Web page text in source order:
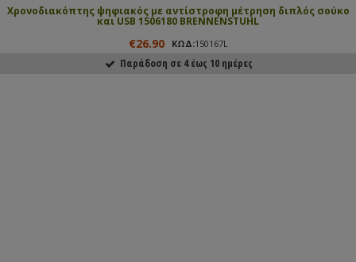
Χρονοδιακόπτης ψηφιακός με αντίστροφη μέτρηση διπλός σούκο
και USB 1506180 BRENNENSTUHL
€26.90 ΚΩΔ:150167L
Παράδοση σε 4 έως 10 ημέρες